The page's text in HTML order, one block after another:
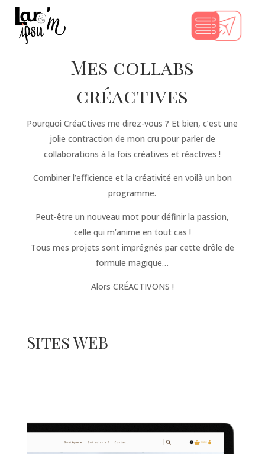
Mes collabs
créactives
Pourquoi CréaCtives me direz-vous ? Et bien, c’est une
jolie contraction de mon cru pour parler de
collaborations à la fois créatives et réactives !
Combiner l’efficience et la créativité en voilà un bon
programme.
Peut-être un nouveau mot pour définir la passion,
celle qui m’anime en tout cas !
Tous mes projets sont imprégnés par cette drôle de
formule magique…
Alors CRÉACTIVONS !
Sites WEB